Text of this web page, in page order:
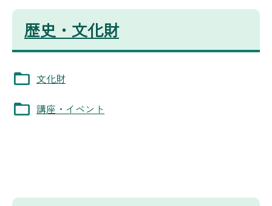
歴史・文化財
文化財
講座・イベント